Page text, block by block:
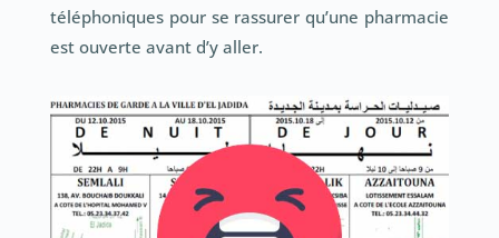
téléphoniques pour se rassurer qu’une pharmacie
est ouverte avant d’y aller.